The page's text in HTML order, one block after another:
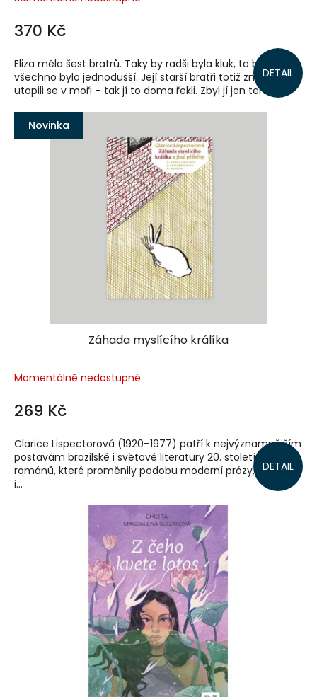
370 Kč
DETAIL
Eliza měla šest bratrů. Taky by radši byla kluk, to by pak
všechno bylo jednodušší. Její starší bratři totiž zmizeli,
utopili se v moři – tak jí to doma řekli. Zbyl jí jen ten...
Novinka
Záhada myslícího králíka
Momentálně nedostupné
269 Kč
DETAIL
Clarice Lispectorová (1920–1977) patří k nejvýznamnějším
postavám brazilské i světové literatury 20. století. Autorka
románů, které proměnily podobu moderní prózy, napsala
i...